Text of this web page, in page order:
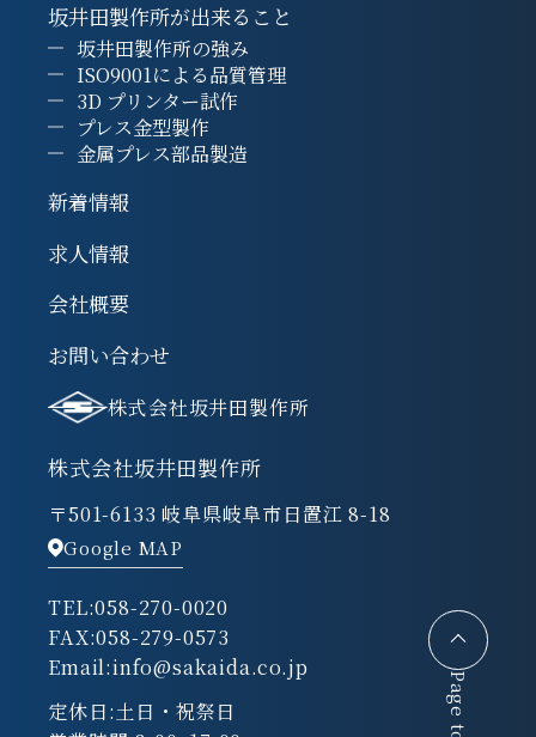
Page top
株式会社坂井田製作所
株式会社坂井田製作所
〒501-6133 岐阜県岐阜市日置江 8-18
Google MAP
TEL:058-270-0020
FAX:058-279-0573
Email:info@sakaida.co.jp
定休日:土日・祝祭日
坂井田製作所が出来ること
坂井田製作所の強み
ISO9001による品質管理
3D プリンター試作
プレス金型製作
金属プレス部品製造
新着情報
求人情報
会社概要
お問い合わせ